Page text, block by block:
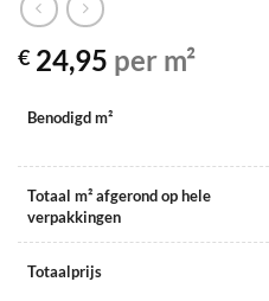
€ 24,95 per m²
Benodigd m²
Totaal m² afgerond op hele
verpakkingen
Totaalprijs